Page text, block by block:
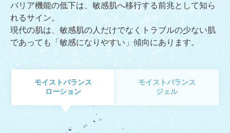
バリア機能の低下は、敏感肌へ移行する前兆として知ら
れるサイン。
現代の肌は、敏感肌の人だけでなくトラブルの少ない肌
であっても「敏感になりやすい」傾向にあります。
モイストバランス
ローション
モイストバランス
ジェル